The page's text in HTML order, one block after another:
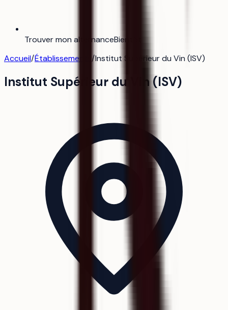
Trouver mon alternanceBientôt
Accueil/Établissements /Institut Supérieur du Vin (ISV)
Institut Supérieur du Vin (ISV)